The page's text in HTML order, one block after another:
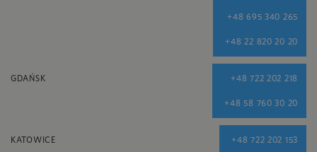
+48 695 340 265
+48 22 820 20 20
GDAŃSK +48 722 202 218
+48 58 760 30 20
KATOWICE +48 722 202 153